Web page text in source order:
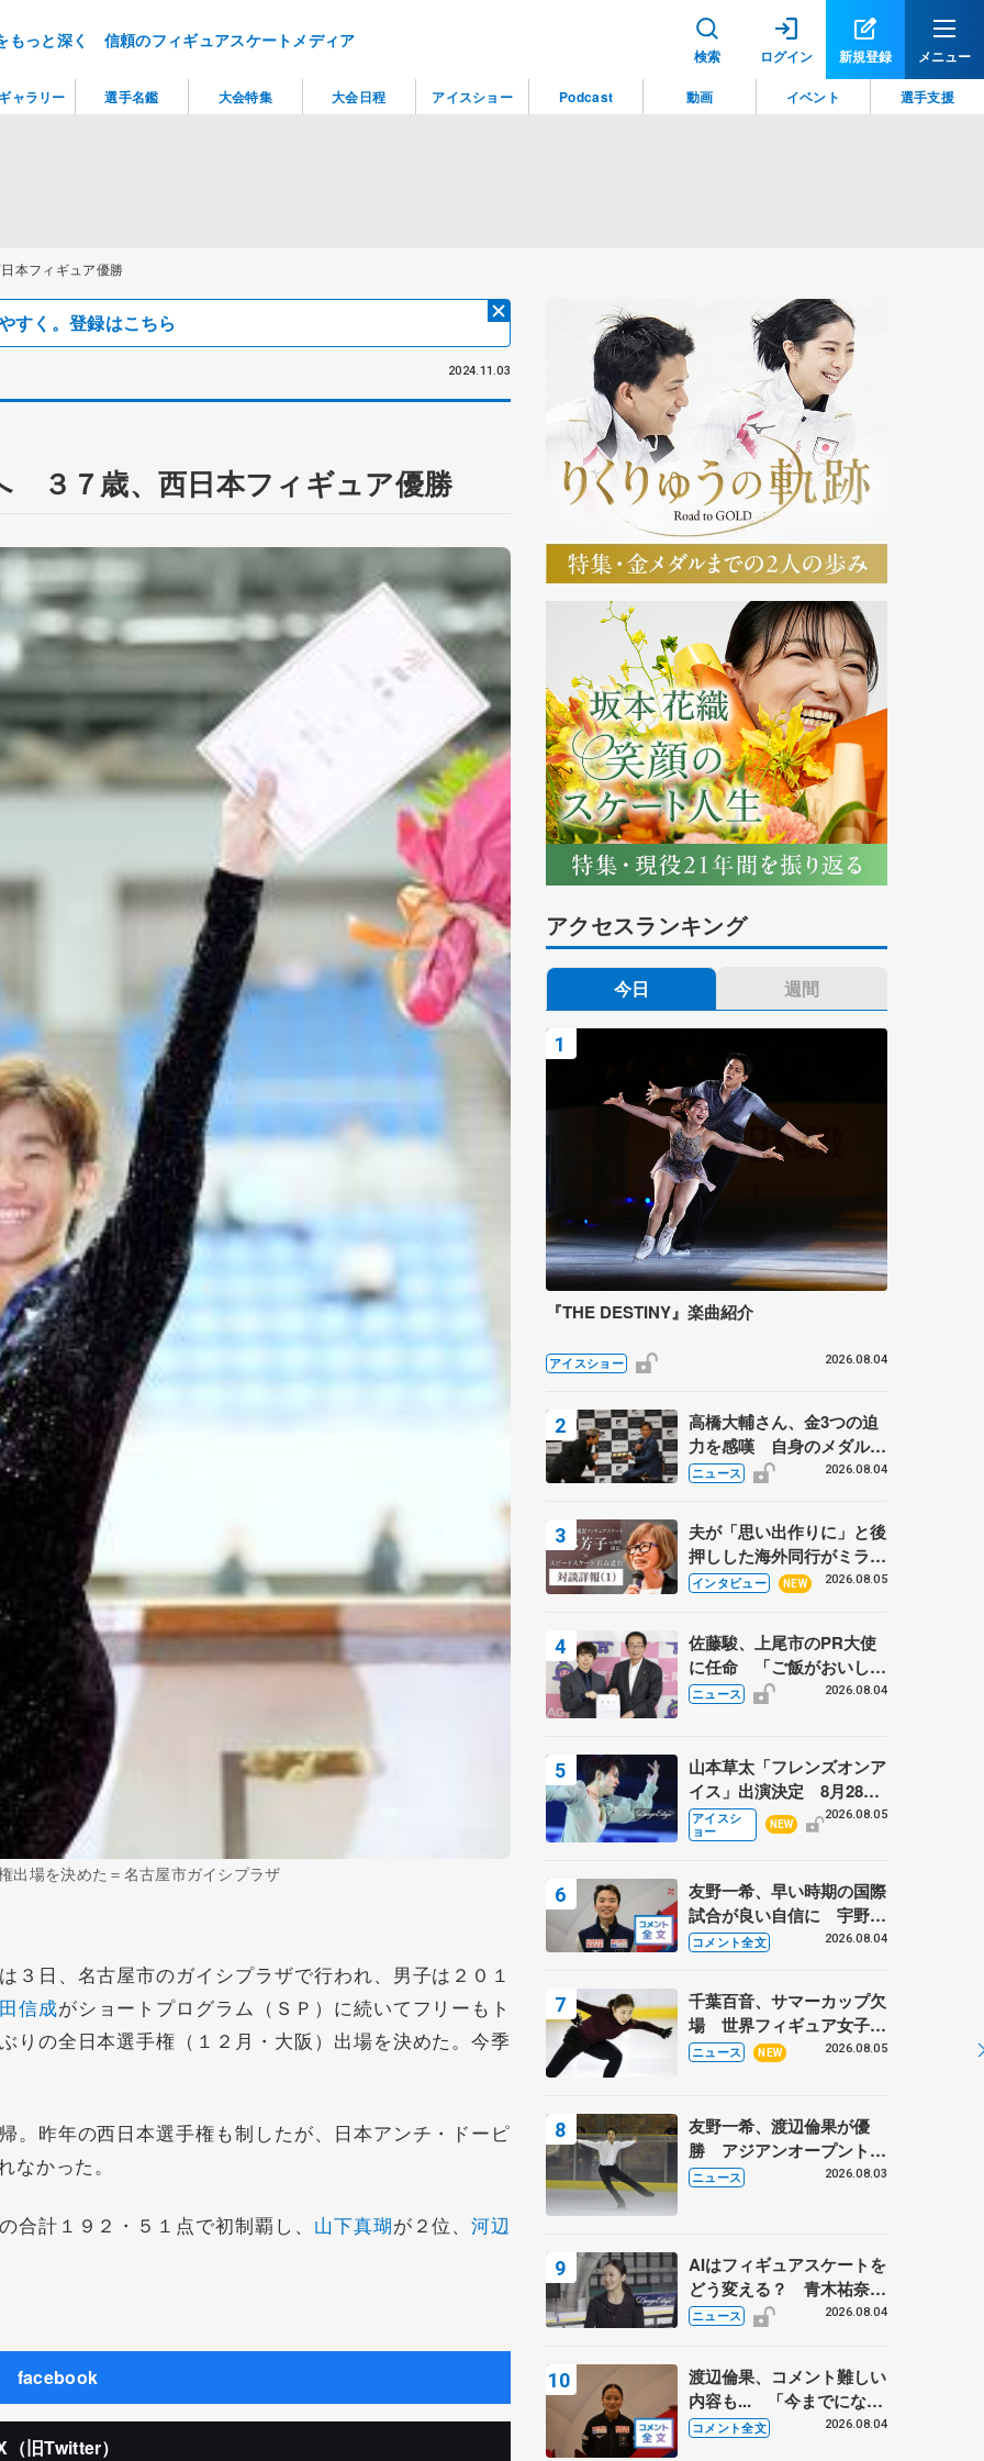
もっと深く 信頼のフィギュアスケートメディア
検索 ログイン 新規登録 メニュー
本フィギュア優勝
すく。登録はこちら
2024.11.03
３７歳、西日本フィギュア優勝
出場を決めた＝名古屋市ガイシプラザ
日、名古屋市のガイシプラザで行われ、男子は２０１
信成がショートプログラム（ＳＰ）に続いてフリーもト
りの全日本選手権（１２月・大阪）出場を決めた。今季
昨年の西日本選手権も制したが、日本アンチ・ドーピ
かった。
合計１９２・５１点で初制覇し、 山下真瑚が２位、河辺
facebook
（旧Twitter）
アクセスランキング
今日 週間
『THE DESTINY』楽曲紹介
アイスショー 2026.08.04
高橋大輔さん、金3つの迫
力を感嘆 自身のメダルは
「どちらに？」 〝リス兄
野村忠宏さんと対談
ニュース 2026.08.04
夫が「思い出作りに」と後
押しした海外同行がミラノ
まで… 繁華街のリンクで
に 小林芳子さんが振り返
るスケート人生
インタビュー NEW 2026.08.05
佐藤駿、上尾市のPR大使
に任命 「ご飯がおいし
く、住みやすいのが魅力」
ニュース 2026.08.04
山本草太「フレンズオンア
イス」出演決定 8月28日
（金）2公演のみ 荒川静
香さんプロデュース、20
アイスシ
ョー
NEW
2026.08.05
友野一希、早い時期の国際
試合が良い自信に 宇野昌
磨の現役復帰に思っている
トロフィーフリー後】
コメント全文 2026.08.04
千葉百音、サマーカップ欠
場 世界フィギュア女子2
位
ニュース NEW 2026.08.05
友野一希、渡辺倫果が優
勝 アジアンオープントロ
フィー
ニュース 2026.08.03
AIはフィギュアスケートを
どう変える？ 青木祐奈と
考える採点、トレーニング
ニュース 2026.08.04
渡辺倫果、コメント難しい
内容も... 「今までにない
くらい早めに仕上げられて
コメント全文 2026.08.04
ャラリー 選手名鑑 大会特集 大会日程 アイスショー Podcast 動画 イベント 選手支援